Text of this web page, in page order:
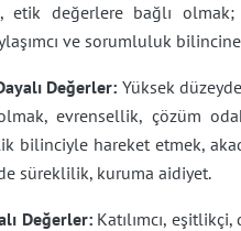
etik değerlere bağlı olmak;
ve sorumluluk
Değerler: Yüksek
evrensellik, çözüm
bilinciyle hareket etmek,
süreklilik, kuruma aidiyet.
Değerler:Katılımcı,